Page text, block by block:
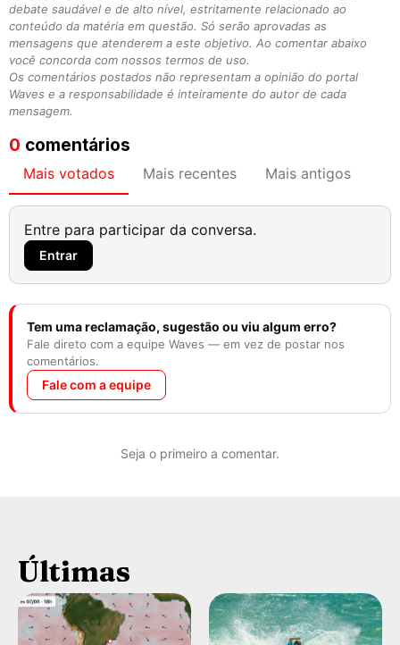
debate saudável e de alto nível, estritamente relacionado ao
conteúdo da matéria em questão. Só serão aprovadas as
mensagens que atenderem a este objetivo. Ao comentar abaixo
você concorda com nossos termos de uso.
Os comentários postados não representam a opinião do portal
Waves e a responsabilidade é inteiramente do autor de cada
mensagem.
0 comentários
Mais votados Mais recentes Mais antigos
Entre para participar da conversa.
Entrar
Tem uma reclamação, sugestão ou viu algum erro?
Fale direto com a equipe Waves — em vez de postar nos
comentários.
Fale com a equipe
Seja o primeiro a comentar.
Últimas